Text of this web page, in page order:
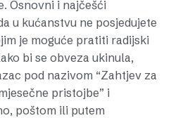
Osnovni i najčešći
u kućanstvu ne posjedujete
je moguće pratiti radijski
bi se obveza ukinula,
pod nazivom “Zahtjev za
pristojbe” i
poštom ili putem